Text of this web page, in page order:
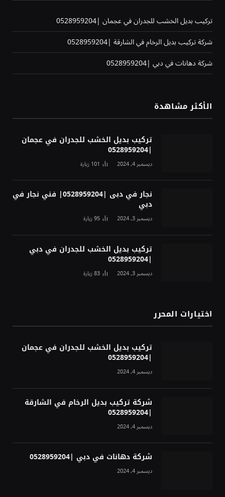
تركيب بديل الخشب للجدران في عجمان |0528959204
شركة تركيب بديل الرخام في الشارقة |0528959204
شركة دهانات في دبي |0528959204
الأكثر مشاهدة
تركيب بديل الخشب للجدران في عجمان
|0528959204
ديسمبر 4, 2024 101زيارة
نجار في دبى |0528959204| فني نجار في
دبي
ديسمبر 3, 2024 95زيارة
تركيب بديل الخشب للجدران في دبي
|0528959204
ديسمبر 3, 2024 83زيارة
اختيارات المحرر
تركيب بديل الخشب للجدران في عجمان
|0528959204
ديسمبر 4, 2024
شركة تركيب بديل الرخام في الشارقة
|0528959204
ديسمبر 4, 2024
شركة دهانات في دبي |0528959204
ديسمبر 4, 2024